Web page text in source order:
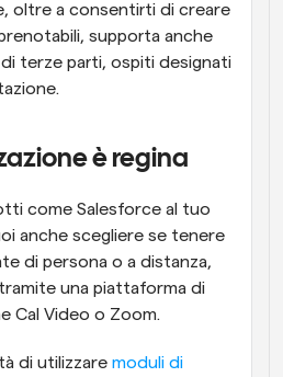
oltre a consentirti di creare
supporta anche
terze parti, ospiti designati
è regina
come Salesforce al tuo
anche scegliere se tenere
di persona o a distanza,
una piattaforma di
Cal Video o Zoom.
di utilizzare moduli di